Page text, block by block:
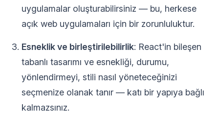
uygulamalar oluşturabilirsiniz — bu, herkese
açık web uygulamaları için bir zorunluluktur.
Esneklik ve birleştirilebilirlik: React'in bileşen
tabanlı tasarımı ve esnekliği, durumu,
yönlendirmeyi, stili nasıl yöneteceğinizi
seçmenize olanak tanır — katı bir yapıya bağlı
kalmazsınız.